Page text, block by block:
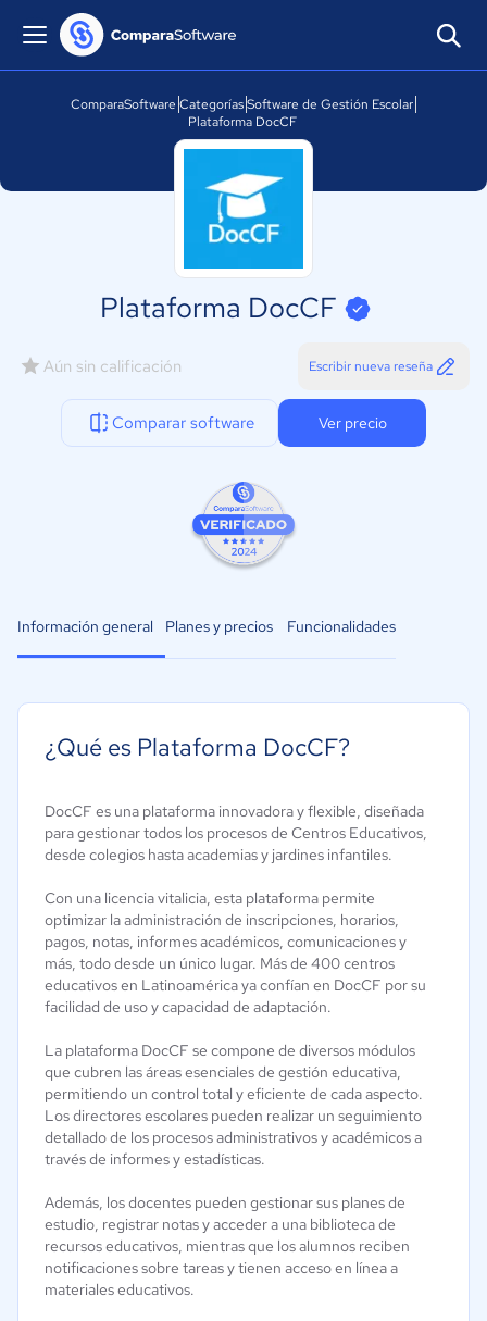
ComparaSoftware CategoríasSoftware de Gestión Escolar
Plataforma DocCF
Plataforma DocCF
Aún sin calificación Escribir nueva reseña
Comparar software Ver precio
Información general Planes y precios Funcionalidades
¿Qué es Plataforma DocCF?
DocCF es una plataforma innovadora y flexible, diseñada
para gestionar todos los procesos de Centros Educativos,
desde colegios hasta academias y jardines infantiles.
Con una licencia vitalicia, esta plataforma permite
optimizar la administración de inscripciones, horarios,
pagos, notas, informes académicos, comunicaciones y
más, todo desde un único lugar. Más de 400 centros
educativos en Latinoamérica ya confían en DocCF por su
facilidad de uso y capacidad de adaptación.
La plataforma DocCF se compone de diversos módulos
que cubren las áreas esenciales de gestión educativa,
permitiendo un control total y eficiente de cada aspecto.
Los directores escolares pueden realizar un seguimiento
detallado de los procesos administrativos y académicos a
través de informes y estadísticas.
Además, los docentes pueden gestionar sus planes de
estudio, registrar notas y acceder a una biblioteca de
recursos educativos, mientras que los alumnos reciben
notificaciones sobre tareas y tienen acceso en línea a
materiales educativos.